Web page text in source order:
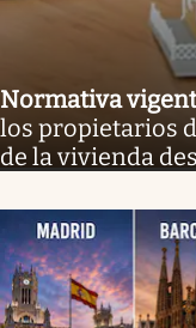
Normativa
los propietarios
de la vivienda